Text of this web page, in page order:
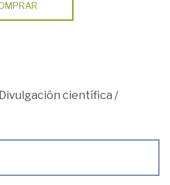
Divulgación científica /